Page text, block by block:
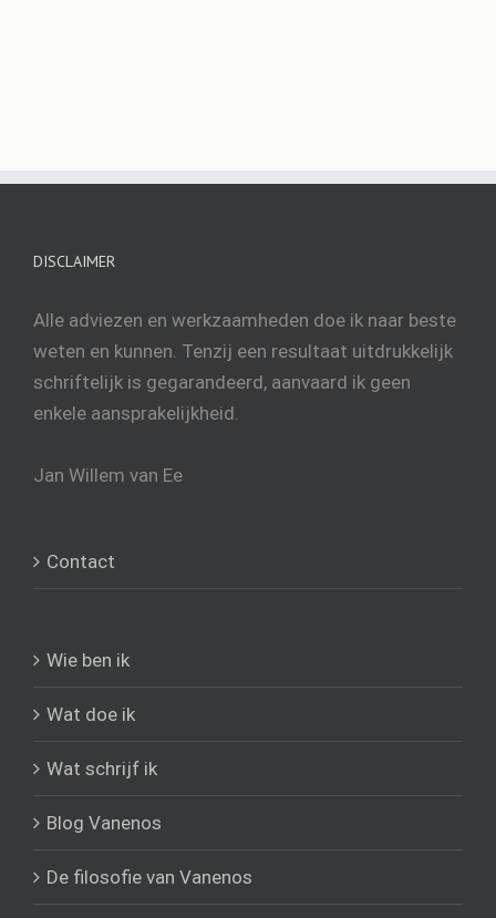
DISCLAIMER
Alle adviezen en werkzaamheden doe ik naar beste
weten en kunnen. Tenzij een resultaat uitdrukkelijk
schriftelijk is gegarandeerd, aanvaard ik geen
enkele aansprakelijkheid.
Jan Willem van Ee
Contact
Wie ben ik
Wat doe ik
Wat schrijf ik
Blog Vanenos
De filosofie van Vanenos